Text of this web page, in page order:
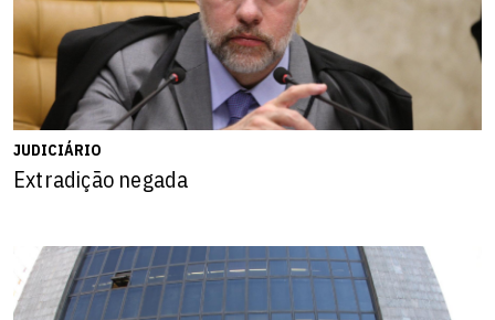
JUDICIÁRIO
Extradição negada